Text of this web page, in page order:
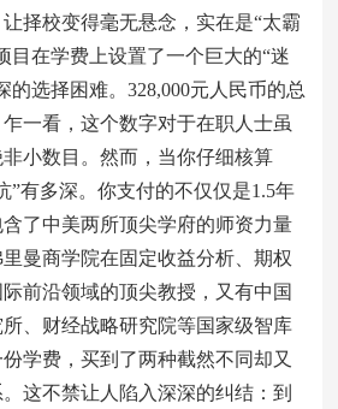
择校变得毫无悬念，实在是“太霸
目在学费上设置了一个巨大的“迷
的选择困难。328,000元人民币的总
一看，这个数字对于在职人士虽
小数目。然而，当你仔细核算
”有多深。你支付的不仅仅是1.5年
了中美两所顶尖学府的师资力量
曼商学院在固定收益分析、期权
前沿领域的顶尖教授，又有中国
、财经战略研究院等国家级智库
学费，买到了两种截然不同却又
这不禁让人陷入深深的纠结：到